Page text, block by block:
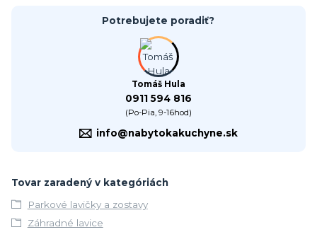
Potrebujete poradiť?
Tomáš Hula
0911 594 816
(Po-Pia, 9-16hod)
info@nabytokakuchyne.sk
Tovar zaradený v kategóriách
Parkové lavičky a zostavy
Záhradné lavice